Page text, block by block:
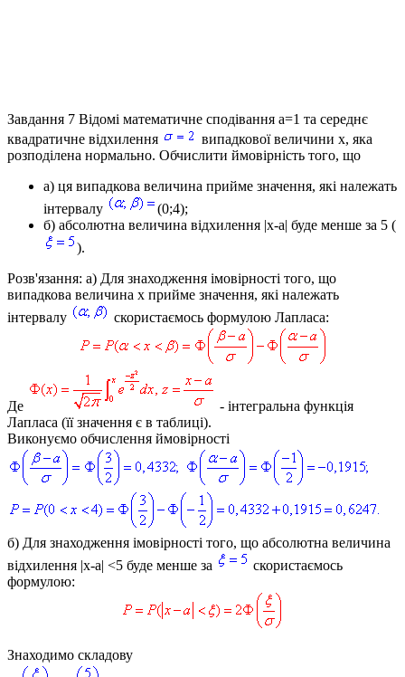
Завдання 7 Відомі математичне сподівання a=1 та середнє
квадратичне відхилення
випадкової величини x, яка
розподілена нормально. Обчислити ймовірність того, що
а) ця випадкова величина прийме значення, які належать
інтервалу
(0;4);
б) абсолютна величина відхилення |x-a| буде менше за 5 (
).
Розв'язання: а) Для знаходження імовірності того, що
випадкова величина x прийме значення, які належать
інтервалу
скористаємось формулою Лапласа:
Де
- інтегральна функція
Лапласа (її значення є в таблиці).
Виконуємо обчислення ймовірності
б) Для знаходження імовірності того, що абсолютна величина
відхилення |x-a| <5 буде менше за
скористаємось
формулою:
Знаходимо складову